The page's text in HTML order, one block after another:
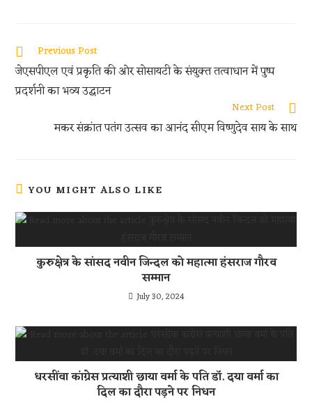
oo
k
ers
A
p
p
t
Previous Post
जेएसपीएल एवं प्रकृति की ओर सोसायटी के संयुक्त तत्वाधान में पुष्प
प्रदर्शनी का भव्य उद्घाटन
Next Post
मकर संक्रांत पतंग उत्सव का आनंद सीएम विष्णुदेव साय के साथ
YOU MIGHT ALSO LIKE
कुरुक्षेत्र के सांसद नवीन जिन्दल को महात्मा हंसराज गौरव
सम्मान
July 30, 2024
धरसींवा कांग्रेस प्रत्याशी छाया वर्मा के पति डॉ. दया वर्मा का
दिल का दौरा पड़ने पर निधन